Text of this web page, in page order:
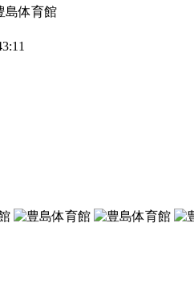
島体育館